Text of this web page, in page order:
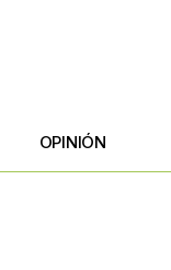
OPINIÓN